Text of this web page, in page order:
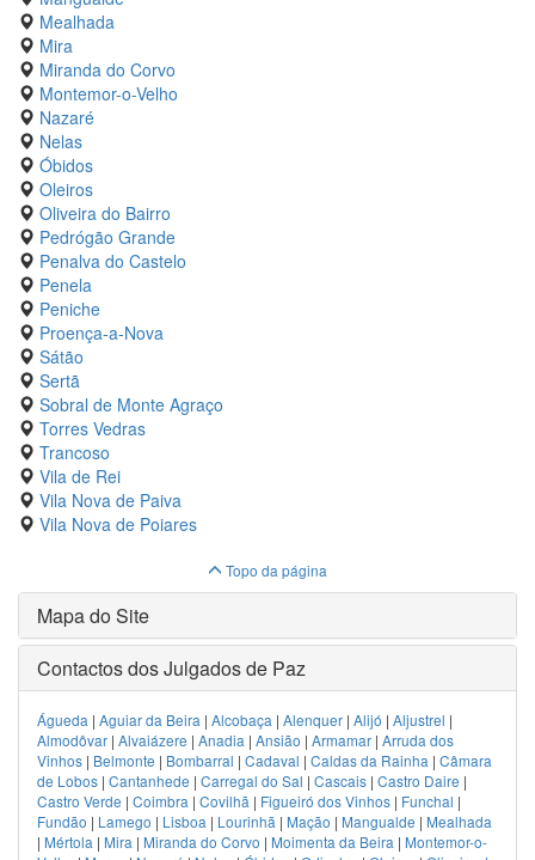
Mealhada
Mira
Miranda do Corvo
Montemor-o-Velho
Nazaré
Nelas
Óbidos
Oleiros
Oliveira do Bairro
Pedrógão Grande
Penalva do Castelo
Penela
Peniche
Proença-a-Nova
Sátão
Sertã
Sobral de Monte Agraço
Torres Vedras
Trancoso
Vila de Rei
Vila Nova de Paiva
Vila Nova de Poiares
Topo da página
Mapa do Site
Contactos dos Julgados de Paz
Águeda | Aguiar da Beira | Alcobaça | Alenquer | Alijó | Aljustrel |
Almodôvar | Alvaiázere | Anadia | Ansião | Armamar | Arruda dos
Vinhos | Belmonte | Bombarral | Cadaval | Caldas da Rainha | Câmara
de Lobos | Cantanhede | Carregal do Sal | Cascais | Castro Daire |
Castro Verde | Coimbra | Covilhã | Figueiró dos Vinhos | Funchal |
Fundão | Lamego | Lisboa | Lourinhã | Mação | Mangualde | Mealhada
| Mértola | Mira | Miranda do Corvo | Moimenta da Beira | Montemor-o-